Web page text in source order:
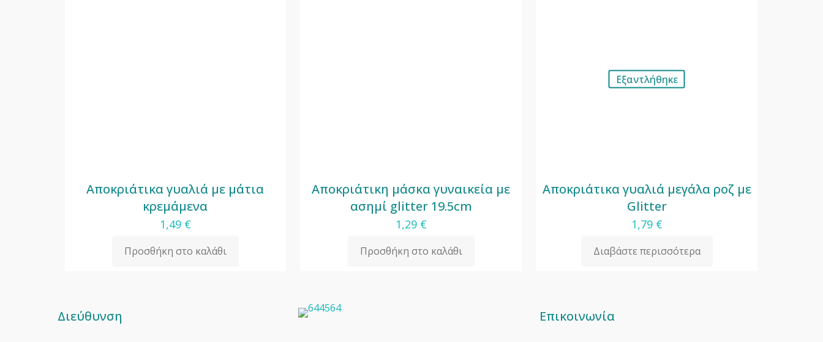
Αποκριάτικα γυαλιά με μάτια
κρεμάμενα
1,49 €
Προσθήκη στο καλάθι
Αποκριάτικη μάσκα γυναικεία με
ασημί glitter 19.5cm
1,29 €
Προσθήκη στο καλάθι
Εξαντλήθηκε
Αποκριάτικα γυαλιά μεγάλα ροζ με
Glitter
1,79 €
Διαβάστε περισσότερα
Διεύθυνση Επικοινωνία